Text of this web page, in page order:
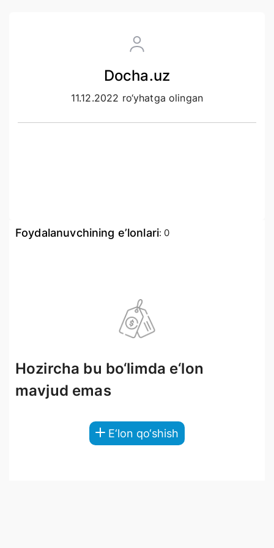
Docha.uz
11.12.2022 ro‘yhatga olingan
Foydalanuvchining e’lonlari: 0
Hozircha bu bo‘limda e‘lon
mavjud emas
E‘lon qo‘shish